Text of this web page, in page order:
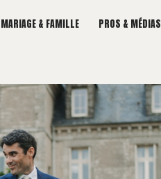
MARIAGE & FAMILLE PROS & MÉDIAS